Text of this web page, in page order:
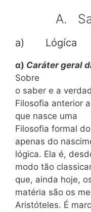
A.
a) Lógíca
α) Caráter geral
Sobre
o saber e a
Filosofia anterior
que nasce uma
Filosofia formal
apenas do
lógica. Ela é,
modo tão
que, ainda hoje,
matéria são os
Aristóteles. É